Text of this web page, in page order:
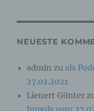
NEUESTE
admin zu als
27.02.2021
Lienert Günter
identifizierbare
werden.
c) Verarbeitung